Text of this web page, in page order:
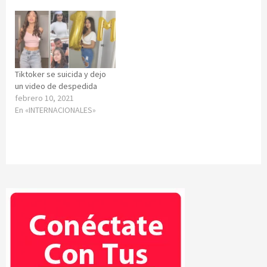
Tiktoker se suicida y dejo
un video de despedida
febrero 10, 2021
En «INTERNACIONALES»